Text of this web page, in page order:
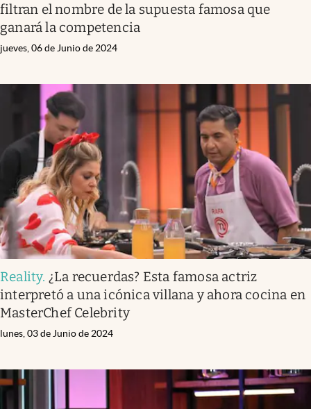
filtran el nombre de la supuesta famosa que
ganará la competencia
jueves, 06 de Junio de 2024
Reality. ¿La recuerdas? Esta famosa actriz
interpretó a una icónica villana y ahora cocina en
MasterChef Celebrity
lunes, 03 de Junio de 2024